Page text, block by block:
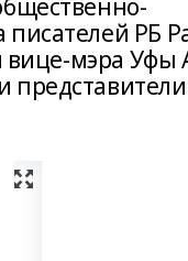
РБ
вице-мэра
представители